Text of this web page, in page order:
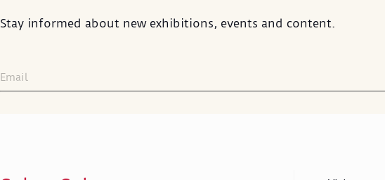
Stay informed about new exhibitions, events and content.